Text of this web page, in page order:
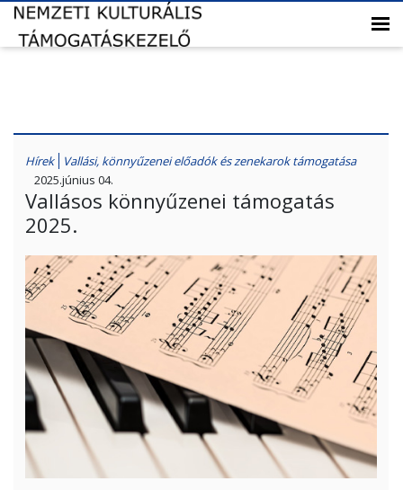
Hírek
Vallási, könnyűzenei előadók és zenekarok támogatása
2025.június 04.
Vallásos könnyűzenei támogatás
2025.